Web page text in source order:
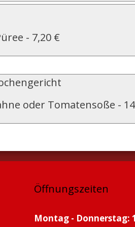
- 7,20 €
oder Tomatensoße -
Öffnungszeiten
Montag - Donnerstag: